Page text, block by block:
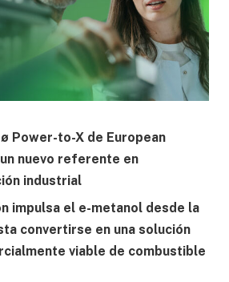
Power-to-X de European
nuevo referente en
industrial
impulsa el e-metanol desde la
convertirse en una solución
viable de combustible